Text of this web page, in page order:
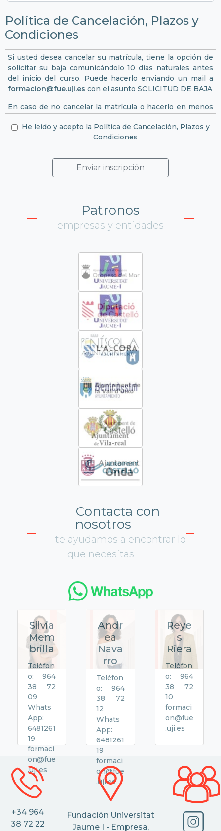
Política de Cancelación, Plazos y
Condiciones
Si usted desea cancelar su matrícula, tiene la opción de
solicitar su baja comunicándolo 10 días naturales antes
del inicio del curso. Puede hacerlo enviando un mail a
formacion@fue.uji.es con el asunto SOLICITUD DE BAJA
En caso de no cancelar la matrícula o hacerlo en menos
la formación. La organización se reserva el derecho a
cancelar o cambiar la fecha de la actividad. En el
cuota de inscripción.
He leido y acepto la Política de Cancelación, Plazos y
Condiciones
Patronos
empresas y entidades
Contacta con
nosotros
te ayudamos a encontrar lo
que necesitas
Silvia
Mem
brilla
Teléfon
o: 964
38 72
09
Whats
App:
6481261
19
formaci
on@fue
.uji.es
Andr
ea
Nava
rro
Teléfon
o: 964
38 72
12
Whats
App:
6481261
19
formaci
on@fue
.uji.es
Reye
s
Riera
Teléfon
o: 964
38 72
10
formaci
on@fue
.uji.es
+34 964
38 72 22
Fundación Universitat
Jaume I - Empresa,